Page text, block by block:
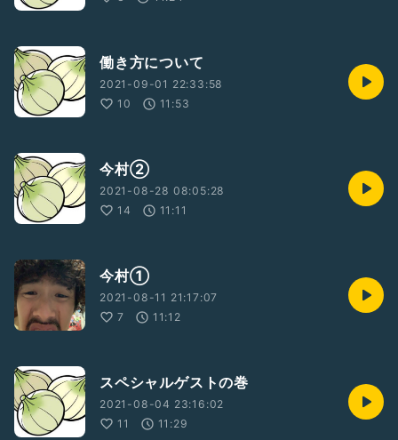
働き方について
2021-09-01 22:33:58
10
11:53
今村②
2021-08-28 08:05:28
14
11:11
今村①
2021-08-11 21:17:07
7
11:12
スペシャルゲストの巻
2021-08-04 23:16:02
11
11:29